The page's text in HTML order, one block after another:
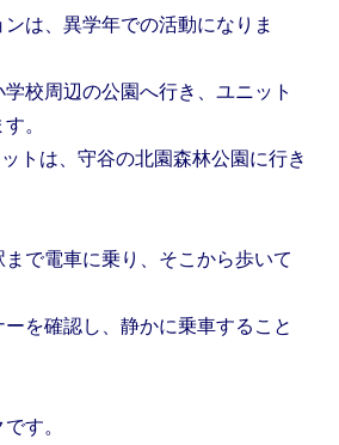
は、異学年での活動になりま
校周辺の公園へ行き、ユニット
。
トは、守谷の北園森林公園に行き
で電車に乗り、そこから歩いて
を確認し、静かに乗車すること
す。